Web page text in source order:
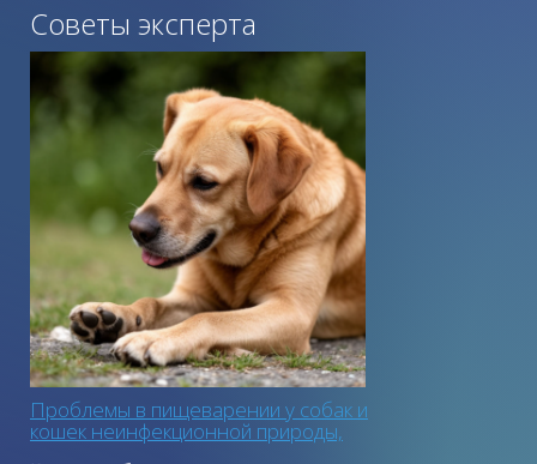
Советы эксперта
Проблемы в пищеварении у собак и
кошек неинфекционной природы,
первая помощь